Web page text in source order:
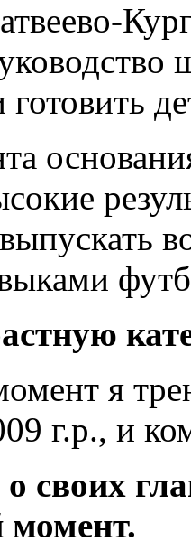
я
г.р., и
своих
момент.